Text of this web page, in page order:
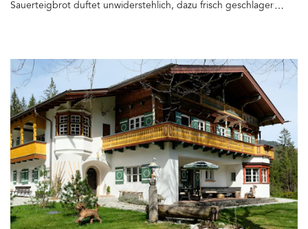
Sauerteigbrot duftet unwiderstehlich, dazu frisch geschlagene
zum coolen Loft umgebauten ehemaligen Tenne – Willkommen
zum Frühstück bei Nicole Komaritzan&hellip